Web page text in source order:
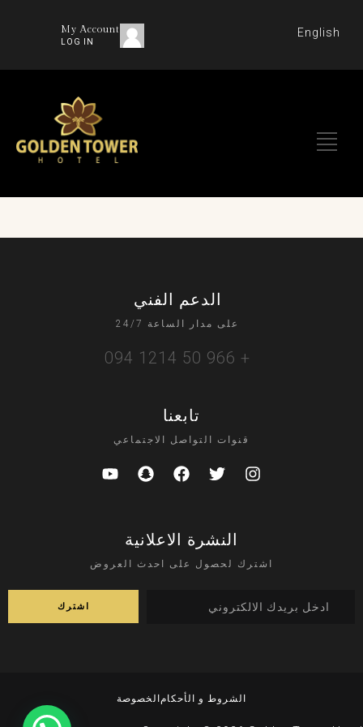
English
My Account
LOG IN
الدعم الفني
على مدار الساعة 24/7
+ 966 50 1214 094
تابعنا
قنوات التواصل الاجتماعي
النشرة الاعلانية
اشترك لحصول على احدث العروض
الشروط و الأحكام الخصوصة